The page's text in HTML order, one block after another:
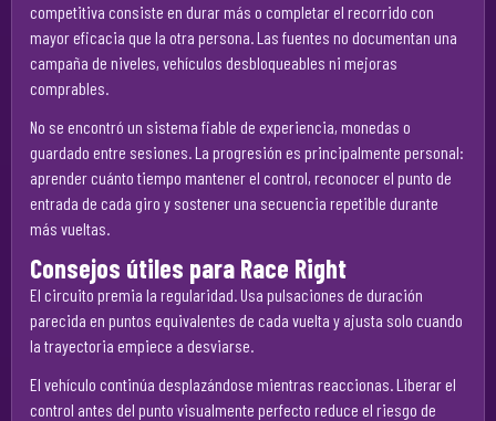
competitiva consiste en durar más o completar el recorrido con
mayor eficacia que la otra persona. Las fuentes no documentan una
campaña de niveles, vehículos desbloqueables ni mejoras
comprables.
No se encontró un sistema fiable de experiencia, monedas o
guardado entre sesiones. La progresión es principalmente personal:
aprender cuánto tiempo mantener el control, reconocer el punto de
entrada de cada giro y sostener una secuencia repetible durante
más vueltas.
Consejos útiles para Race Right
El circuito premia la regularidad. Usa pulsaciones de duración
parecida en puntos equivalentes de cada vuelta y ajusta solo cuando
la trayectoria empiece a desviarse.
El vehículo continúa desplazándose mientras reaccionas. Liberar el
control antes del punto visualmente perfecto reduce el riesgo de